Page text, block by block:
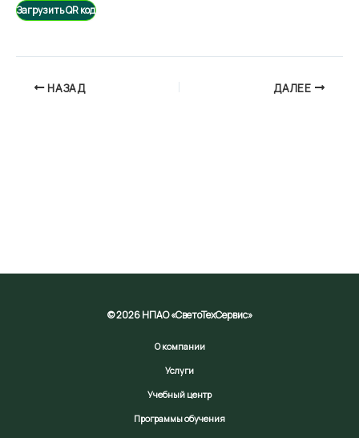
Загрузить QR код
НАЗАД ДАЛЕЕ
© 2026 НПАО «СветоТехСервис»
О компании
Услуги
Учебный центр
Программы обучения